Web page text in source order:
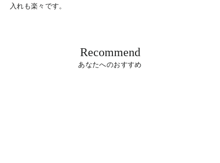
入れも楽々です。
Recommend
あなたへのおすすめ